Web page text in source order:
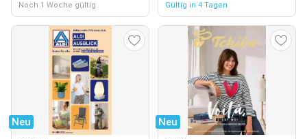
Noch 1 Woche gültig Gültig in 4 Tagen
Neu Neu